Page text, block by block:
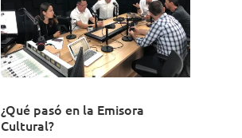
¿Qué pasó en la Emisora
Cultural?